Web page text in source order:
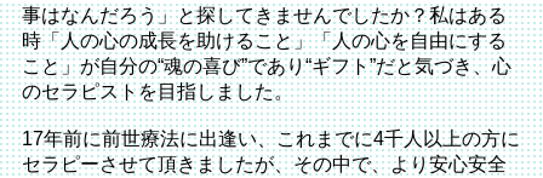
事はなんだろう」と探してきませんでしたか？私はある
時「人の心の成長を助けること」「人の心を自由にする
こと」が自分の“魂の喜び”であり“ギフト”だと気づき、心
のセラピストを目指しました。
17年前に前世療法に出逢い、これまでに4千人以上の方に
セラピーさせて頂きましたが、その中で、より安心安全